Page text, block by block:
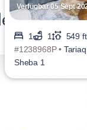
Verfügbar 05 Sept
1 1
549
#1238968P •
Sheba 1